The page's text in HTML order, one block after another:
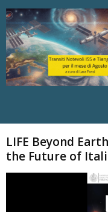
LIFE Beyond
the Future of